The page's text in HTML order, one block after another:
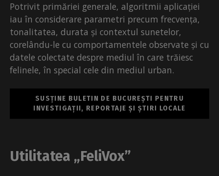
Potrivit primăriei generale, algoritmii aplicației
iau în considerare parametri precum frecvența,
tonalitatea, durata și contextul sunetelor,
corelându-le cu comportamentele observate și cu
datele colectate despre mediul în care trăiesc
felinele, în special cele din mediul urban.
SUSȚINE BULETIN DE BUCUREȘTI PENTRU
INVESTIGAȚII, REPORTAJE ȘI ȘTIRI LOCALE
Utilitatea „FeliVox”